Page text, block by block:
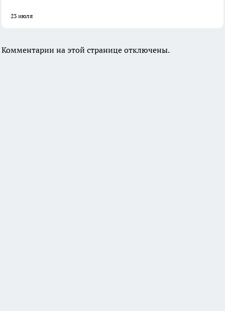
23 июля
Комментарии на этой странице отключены.